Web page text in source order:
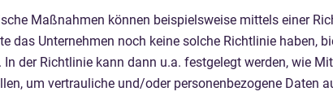
Maßnahmen können beispielsweise mittels einer
das Unternehmen noch keine solche Richtlinie haben,
In der Richtlinie kann dann u.a. festgelegt werden, wie
um vertrauliche und/oder personenbezogene Daten